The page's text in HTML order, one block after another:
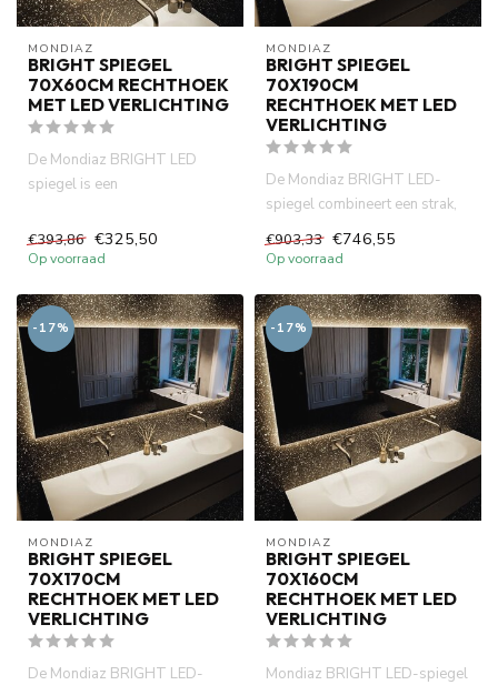
MONDIAZ
BRIGHT SPIEGEL
70X60CM RECHTHOEK
MET LED VERLICHTING
De Mondiaz BRIGHT LED
spiegel is een
energiezuinige LED-verl...
€393,86 €325,50
Op voorraad
MONDIAZ
BRIGHT SPIEGEL
70X190CM
RECHTHOEK MET LED
VERLICHTING
De Mondiaz BRIGHT LED-
spiegel combineert een strak,
modern design met warme,
ene...
€903,33 €746,55
Op voorraad
-17%
MONDIAZ
BRIGHT SPIEGEL
70X170CM
RECHTHOEK MET LED
VERLICHTING
De Mondiaz BRIGHT LED-
-17%
MONDIAZ
BRIGHT SPIEGEL
70X160CM
RECHTHOEK MET LED
VERLICHTING
Mondiaz BRIGHT LED-spiegel